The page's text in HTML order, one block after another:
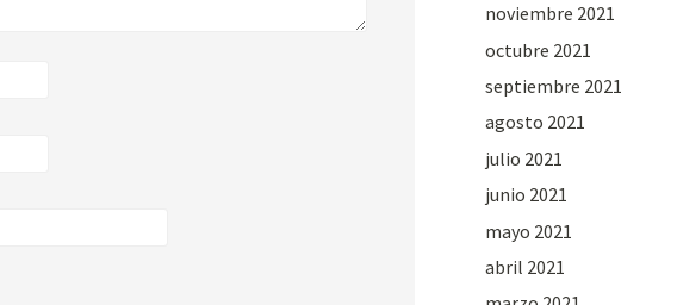
noviembre 2021
octubre 2021
septiembre 2021
agosto 2021
julio 2021
junio 2021
mayo 2021
abril 2021